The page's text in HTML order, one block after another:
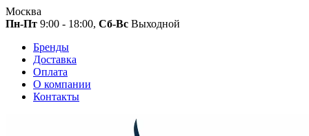
Москва
Пн-Пт 9:00 - 18:00, Сб-Вс Выходной
Бренды
Доставка
Оплата
О компании
Контакты